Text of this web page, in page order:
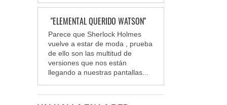
"ELEMENTAL QUERIDO WATSON"
Parece que Sherlock Holmes
vuelve a estar de moda , prueba
de ello son las multitud de
versiones que nos están
llegando a nuestras pantallas...